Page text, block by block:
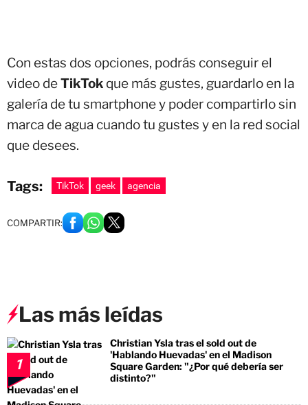
Con estas dos opciones, podrás conseguir el
video deTikTok que más gustes, guardarlo en la
galería de tu smartphone y poder compartirlo sin
marca de agua cuando tu gustes y en la red social
que desees.
Tags: TikTok geek agencia
COMPARTIR:
Las más leídas
1
Christian Ysla tras el sold out de
'Hablando Huevadas' en el Madison
Square Garden: "¿Por qué debería ser
distinto?"